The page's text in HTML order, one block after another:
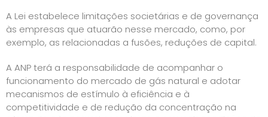
A Lei estabelece limitações societárias e de governança
às empresas que atuarão nesse mercado, como, por
exemplo, as relacionadas a fusões, reduções de capital.
A ANP terá a responsabilidade de acompanhar o
funcionamento do mercado de gás natural e adotar
mecanismos de estímulo à eficiência e à
competitividade e de redução da concentração na